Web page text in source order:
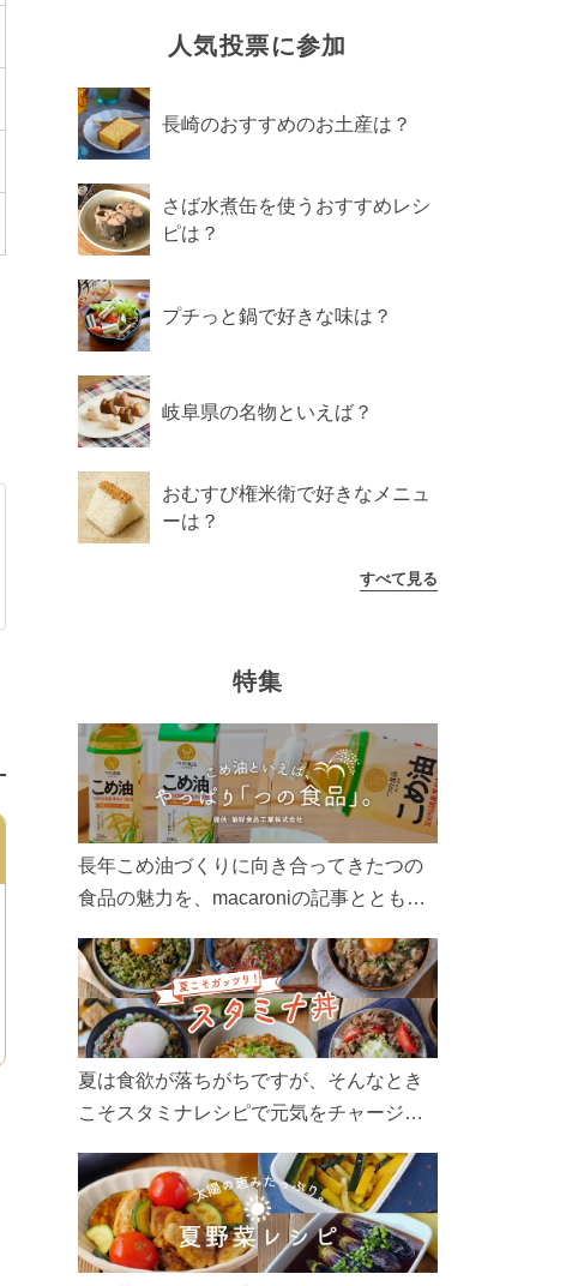
人気投票に参加
長崎のおすすめのお土産は？
さば水煮缶を使うおすすめレシ
ピは？
プチっと鍋で好きな味は？
岐阜県の名物といえば？
おむすび権米衛で好きなメニュ
ーは？
すべて見る
特集
長年こめ油づくりに向き合ってきたつの
食品の魅力を、macaroniの記事とともに
ん、製造現場や品質へのこだわりまで。
こめ油をもっと好きになるコンテンツを
ぜひお楽しみください。
夏は食欲が落ちがちですが、そんなとき
こそスタミナレシピで元気をチャージ！
リ食べて、夏バテを吹き飛ばしましょ
う！